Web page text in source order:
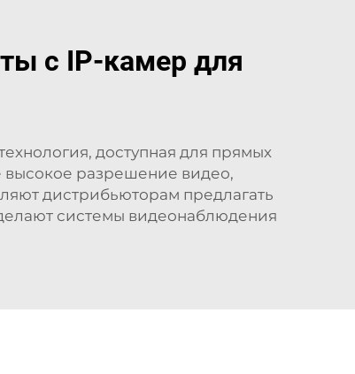
с IP-камер для
доступная для прямых
разрешение видео,
дистрибьюторам предлагать
системы видеонаблюдения